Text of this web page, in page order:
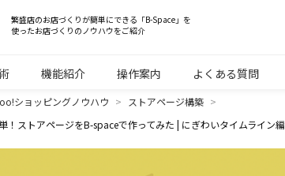
繁盛店のお店づくりが簡単にできる「B-Space」を
使ったお店づくりのノウハウをご紹介
機能紹介 操作案内 よくある質問
ショッピングノウハウ
ストアページ構築
！ストアページをB-spaceで作ってみた | にぎわいタイムライン編